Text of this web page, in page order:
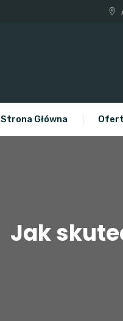
Strona Główna
Jak